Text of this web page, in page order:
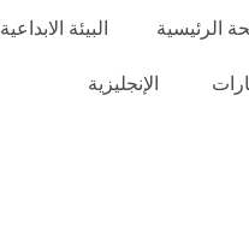
الرئيسية البيئة الابداعية
الإنجليزية